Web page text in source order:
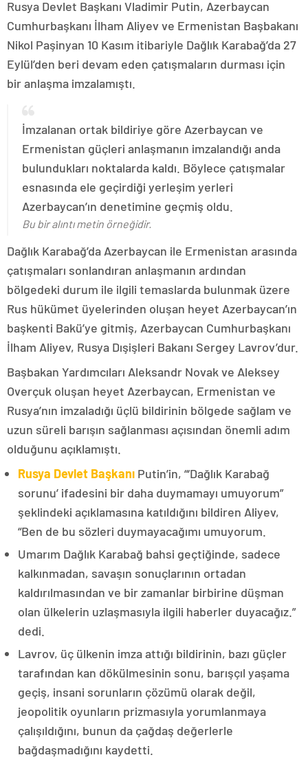
Rusya Devlet Başkanı Vladimir Putin, Azerbaycan
Cumhurbaşkanı İlham Aliyev ve Ermenistan Başbakanı
Nikol Paşinyan 10 Kasım itibariyle Dağlık Karabağ’da 27
Eylül’den beri devam eden çatışmaların durması için
bir anlaşma imzalamıştı.
İmzalanan ortak bildiriye göre Azerbaycan ve
Ermenistan güçleri anlaşmanın imzalandığı anda
bulundukları noktalarda kaldı. Böylece çatışmalar
esnasında ele geçirdiği yerleşim yerleri
Azerbaycan’ın denetimine geçmiş oldu.
Bu bir alıntı metin örneğidir.
Dağlık Karabağ’da Azerbaycan ile Ermenistan arasında
çatışmaları sonlandıran anlaşmanın ardından
bölgedeki durum ile ilgili temaslarda bulunmak üzere
Rus hükümet üyelerinden oluşan heyet Azerbaycan’ın
başkenti Bakü’ye gitmiş, Azerbaycan Cumhurbaşkanı
İlham Aliyev, Rusya Dışişleri Bakanı Sergey Lavrov’dur.
Başbakan Yardımcıları Aleksandr Novak ve Aleksey
Overçuk oluşan heyet Azerbaycan, Ermenistan ve
Rusya’nın imzaladığı üçlü bildirinin bölgede sağlam ve
uzun süreli barışın sağlanması açısından önemli adım
olduğunu açıklamıştı.
Rusya Devlet Başkanı Putin’in, “‘Dağlık Karabağ
sorunu’ ifadesini bir daha duymamayı umuyorum”
şeklindeki açıklamasına katıldığını bildiren Aliyev,
“Ben de bu sözleri duymayacağımı umuyorum.
Umarım Dağlık Karabağ bahsi geçtiğinde, sadece
kalkınmadan, savaşın sonuçlarının ortadan
kaldırılmasından ve bir zamanlar birbirine düşman
olan ülkelerin uzlaşmasıyla ilgili haberler duyacağız.”
dedi.
Lavrov, üç ülkenin imza attığı bildirinin, bazı güçler
tarafından kan dökülmesinin sonu, barışçıl yaşama
geçiş, insani sorunların çözümü olarak değil,
jeopolitik oyunların prizmasıyla yorumlanmaya
çalışıldığını, bunun da çağdaş değerlerle
bağdaşmadığını kaydetti.